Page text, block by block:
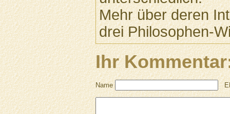
Mehr über deren
drei Philosophen-
Ihr
Name